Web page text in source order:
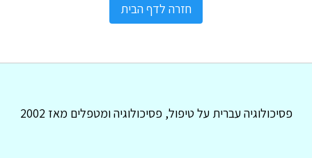
חזרה לדף הבית
פסיכולוגיה עברית על טיפול, פסיכולוגיה ומטפלים מאז 2002